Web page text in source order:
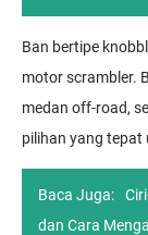
Ban bertipe
motor scrambler.
medan off-road,
pilihan yang tepat
Baca Juga:
dan Cara